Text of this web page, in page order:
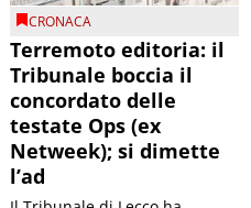
CRONACA
Terremoto editoria: il
Tribunale boccia il
concordato delle
testate Ops (ex
Netweek); si dimette
l’ad